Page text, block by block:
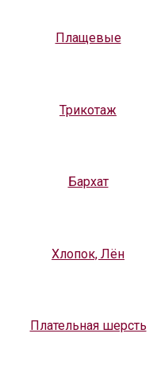
Плащевые
Трикотаж
Бархат
Хлопок, Лён
Плательная шерсть